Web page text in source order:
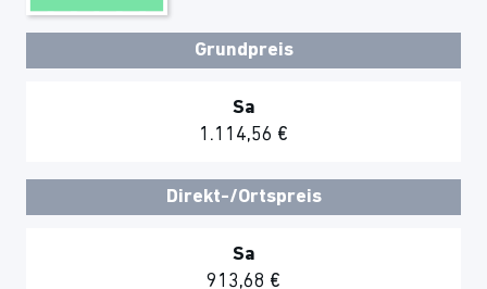
Grundpreis
Sa
1.114,56 €
Direkt-/Ortspreis
Sa
913,68 €